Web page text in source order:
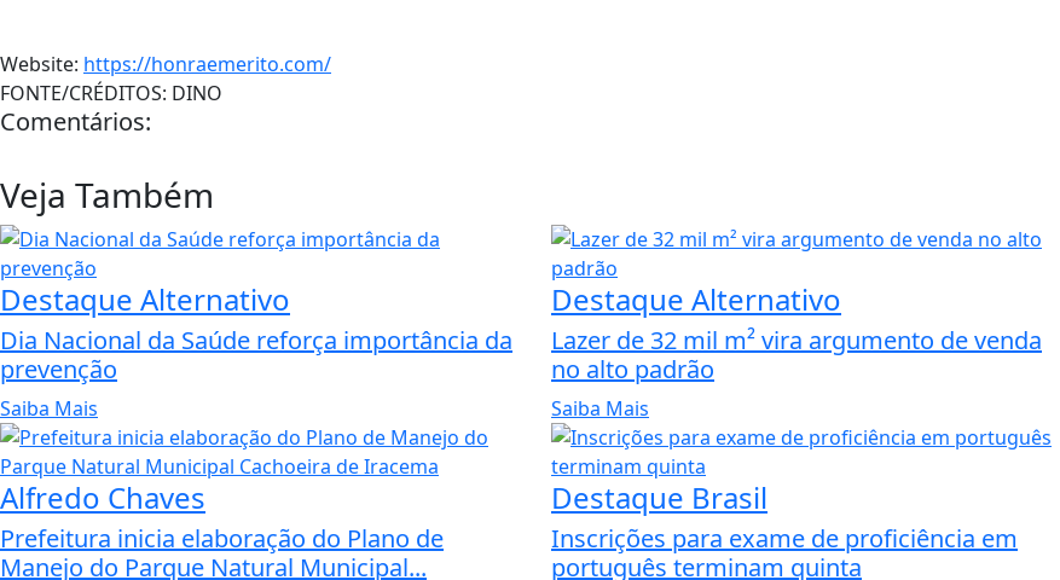
Website: https://honraemerito.com/
FONTE/CRÉDITOS: DINO
Comentários:
Veja Também
Destaque Alternativo
Dia Nacional da Saúde reforça importância da
prevenção
Saiba Mais
Destaque Alternativo
Lazer de 32 mil m² vira argumento de venda
no alto padrão
Saiba Mais
Alfredo Chaves
Prefeitura inicia elaboração do Plano de
Manejo do Parque Natural Municipal...
Destaque Brasil
Inscrições para exame de proficiência em
português terminam quinta